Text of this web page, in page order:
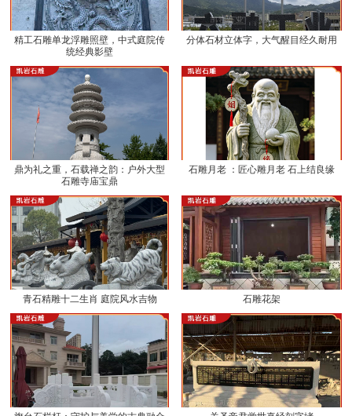
精工石雕单龙浮雕照壁，中式庭院传
统经典影壁
分体石材立体字，大气醒目经久耐用
鼎为礼之重，石载禅之韵：户外大型
石雕寺庙宝鼎
石雕月老 ：匠心雕月老 石上结良缘
青石精雕十二生肖 庭院风水吉物 石雕花架